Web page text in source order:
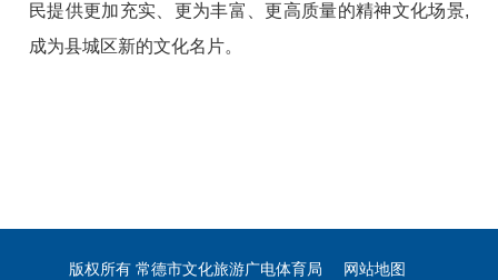
民提供更加充实、更为丰富、更高质量的精神文化场景,
成为县城区新的文化名片。
版权所有 常德市文化旅游广电体育局
网站地图